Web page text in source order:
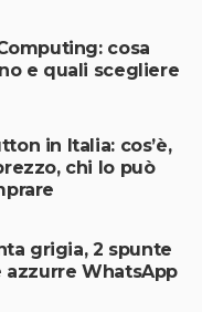
cosa
e quali scegliere
in Italia: cos’è,
chi lo può
grigia, 2 spunte
WhatsApp